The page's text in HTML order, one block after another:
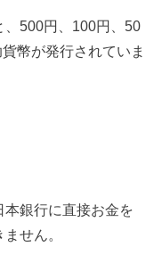
、500円、100円、50
幣が発行されていま
銀行に直接お金を
せん。